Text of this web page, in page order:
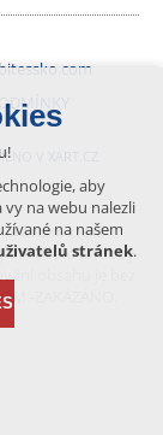
V XART.CZ
které
z této podoby
-ZAKÁZÁNO.
aby
na webu nalezli
na našem
stránek.